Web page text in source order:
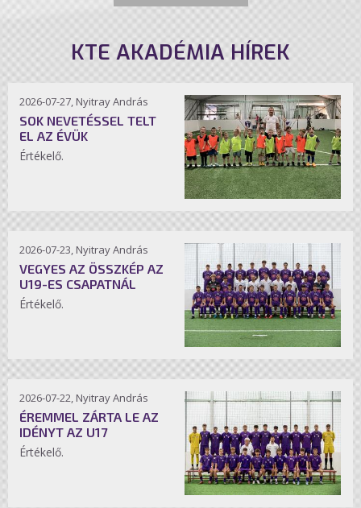
KTE AKADÉMIA HÍREK
2026-07-27, Nyitray András
SOK NEVETÉSSEL TELT
EL AZ ÉVÜK
Értékelő.
2026-07-23, Nyitray András
VEGYES AZ ÖSSZKÉP AZ
U19-ES CSAPATNÁL
Értékelő.
2026-07-22, Nyitray András
ÉREMMEL ZÁRTA LE AZ
IDÉNYT AZ U17
Értékelő.